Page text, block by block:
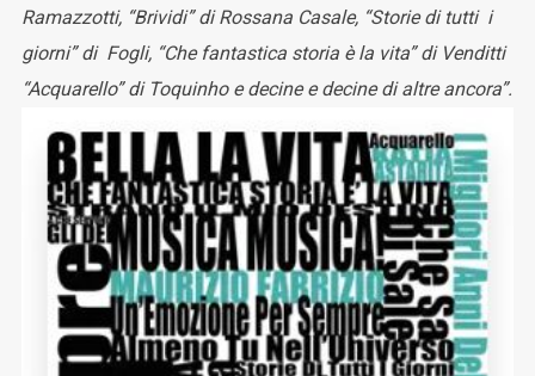
Ramazzotti, “Brividi” di Rossana Casale, “Storie di tutti i
giorni” di Fogli, “Che fantastica storia è la vita” di Venditti
“Acquarello” di Toquinho e decine e decine di altre ancora”.